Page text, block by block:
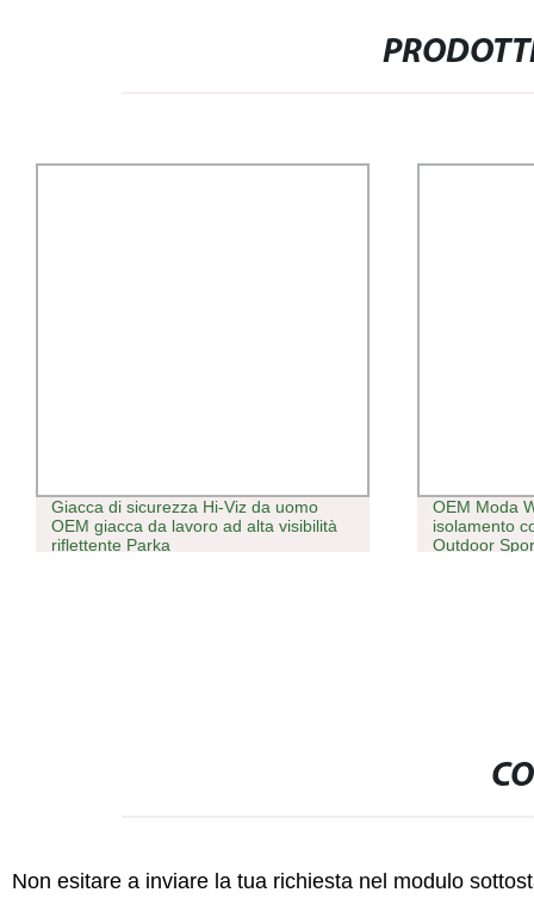
Giacca di sicurezza Hi-Viz da uomo
OEM giacca da lavoro ad alta visibilità
riflettente Parka
OEM Moda
isolamento
Outdoor
Non esitare a inviare la tua richiesta nel modulo